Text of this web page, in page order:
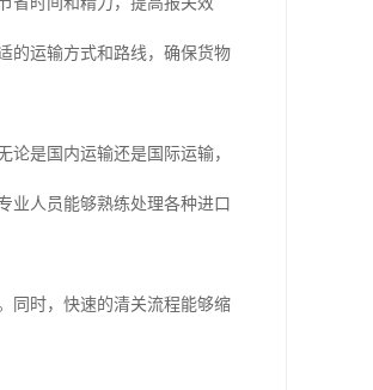
的运输方式和路线，确保货物
是国内运输还是国际运输，
业人员能够熟练处理各种进口
同时，快速的清关流程能够缩